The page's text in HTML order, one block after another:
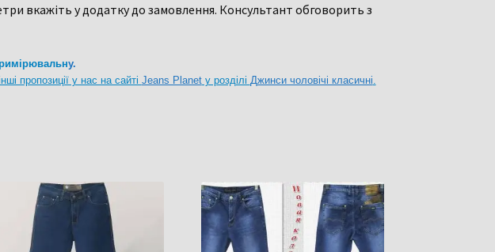
вкажіть у додатку до замовлення. Консультант обговорить з
у.
пропозиції у нас на сайті Jeans Planetу розділі Джинси чоловічі класичні